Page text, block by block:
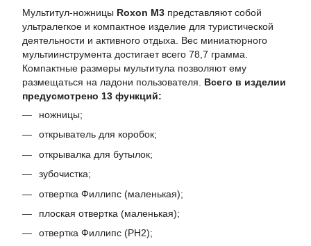
Мультитул-ножницы Roxon M3 представляют собой
ультралегкое и компактное изделие для туристической
деятельности и активного отдыха. Вес миниатюрного
мультиинструмента достигает всего 78,7 грамма.
Компактные размеры мультитула позволяют ему
размещаться на ладони пользователя. Всего в изделии
предусмотрено 13 функций:
ножницы;
открыватель для коробок;
открывалка для бутылок;
зубочистка;
отвертка Филлипс (маленькая);
плоская отвертка (маленькая);
отвертка Филлипс (PH2);